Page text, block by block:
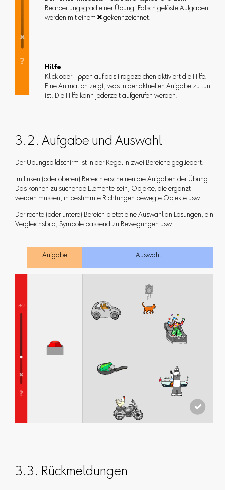
Bearbeitungsgrad einer Übung. Falsch gelöste Aufgaben
werden mit einem  gekennzeichnet.
Hilfe
Klick oder Tippen auf das Fragezeichen aktiviert die Hilfe.
Eine Animation zeigt, was in der aktuellen Aufgabe zu tun
ist. Die Hilfe kann jederzeit aufgerufen werden.
3.2. Aufgabe und Auswahl
Der Übungsbildschirm ist in der Regel in zwei Bereiche gegliedert.
Im linken (oder oberen) Bereich erscheinen die Aufgaben der Übung.
Das können zu suchende Elemente sein, Objekte, die ergänzt
werden müssen, in bestimmte Richtungen bewegte Objekte usw.
Der rechte (oder untere) Bereich bietet eine Auswahl an Lösungen, ein
Vergleichsbild, Symbole passend zu Bewegungen usw.
Aufgabe Auswahl
3.3. Rückmeldungen